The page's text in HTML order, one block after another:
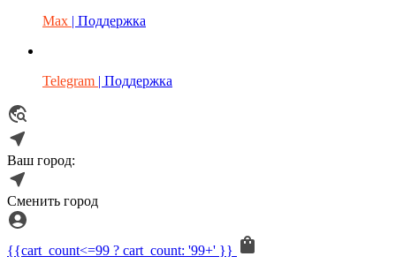
Max | Поддержка
Telegram | Поддержка
Ваш город:
Сменить город
{{cart_count<=99 ? cart_count: '99+' }}